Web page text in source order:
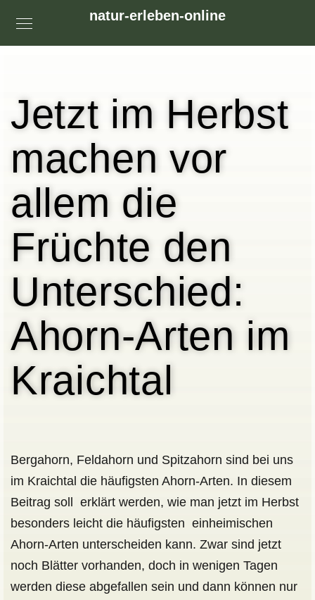
natur-erleben-online
Jetzt im Herbst
machen vor
allem die
Früchte den
Unterschied:
Ahorn-Arten im
Kraichtal
Bergahorn, Feldahorn und Spitzahorn sind bei uns
im Kraichtal die häufigsten Ahorn-Arten. In diesem
Beitrag soll erklärt werden, wie man jetzt im Herbst
besonders leicht die häufigsten einheimischen
Ahorn-Arten unterscheiden kann. Zwar sind jetzt
noch Blätter vorhanden, doch in wenigen Tagen
werden diese abgefallen sein und dann können nur